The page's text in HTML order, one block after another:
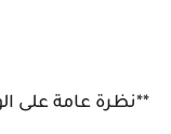
**نظرة عامة على